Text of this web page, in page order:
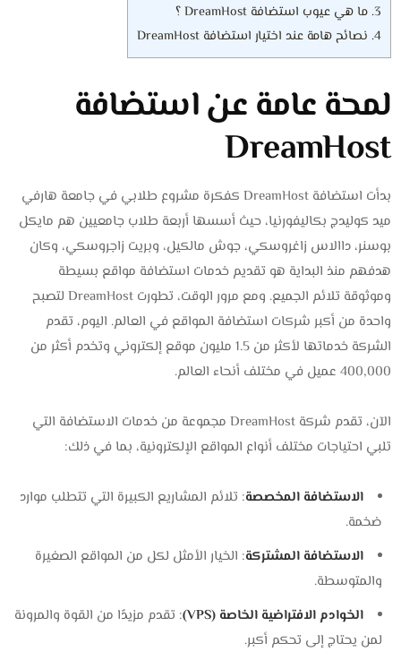
3. ما هي عيوب استضافة DreamHost ؟
4. نصائح هامة عند اختيار استضافة DreamHost
لمحة عامة عن استضافة
DreamHost
بدأت استضافة DreamHost كفكرة مشروع طلابي في جامعة هارفي
ميد كوليدج بكاليفورنيا، حيث أسسها أربعة طلاب جامعيين هم مايكل
بوسنر، داالاس زاغروسكي، جوش مالكيل، وبريت زاجروسكي، وكان
هدفهم منذ البداية هو تقديم خدمات استضافة مواقع بسيطة
وموثوقة تلائم الجميع. ومع مرور الوقت، تطورت DreamHost لتصبح
واحدة من أكبر شركات استضافة المواقع في العالم. اليوم، تقدم
الشركة خدماتها لأكثر من 1.5 مليون موقع إلكتروني وتخدم أكثر من
400,000 عميل في مختلف أنحاء العالم.
الآن، تقدم شركة DreamHost مجموعة من خدمات الاستضافة التي
تلبي احتياجات مختلف أنواع المواقع الإلكترونية، بما في ذلك:
الاستضافة المخصصة: تلائم المشاريع الكبيرة التي تتطلب موارد
ضخمة.
الاستضافة المشتركة: الخيار الأمثل لكل من المواقع الصغيرة
والمتوسطة.
الخوادم الافتراضية الخاصة (VPS)
: تقدم مزيدًا من القوة والمرونة
لمن يحتاج إلى تحكم أكبر.